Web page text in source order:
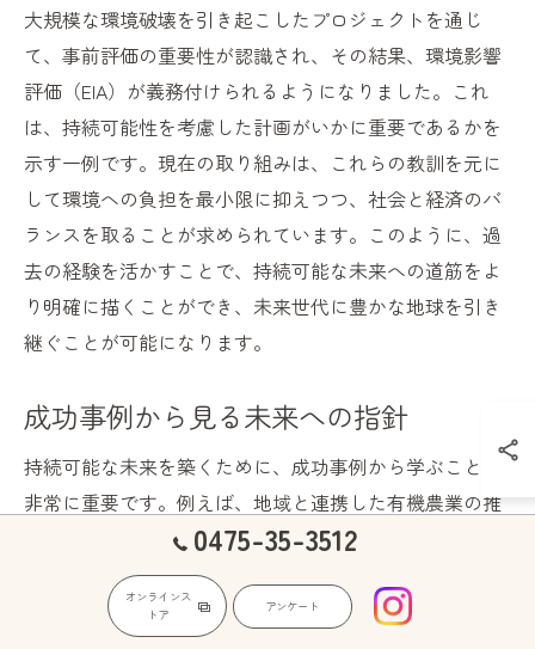
大規模な環境破壊を引き起こしたプロジェクトを通じ
て、事前評価の重要性が認識され、その結果、環境影響
評価（EIA）が義務付けられるようになりました。これ
は、持続可能性を考慮した計画がいかに重要であるかを
示す一例です。現在の取り組みは、これらの教訓を元に
して環境への負担を最小限に抑えつつ、社会と経済のバ
ランスを取ることが求められています。このように、過
去の経験を活かすことで、持続可能な未来への道筋をよ
り明確に描くことができ、未来世代に豊かな地球を引き
継ぐことが可能になります。
成功事例から見る未来への指針
持続可能な未来を築くために、成功事例から学ぶことは
非常に重要です。例えば、地域と連携した有機農業の推
進や、資源循環型社会の構築は、持続可能性を高める具
体的な手法として評価されています。これらの取り組み
は、地域の力を結集し、持続可能な社会づくりに必要な
0475-35-3512
オンラインス
トア
アンケート